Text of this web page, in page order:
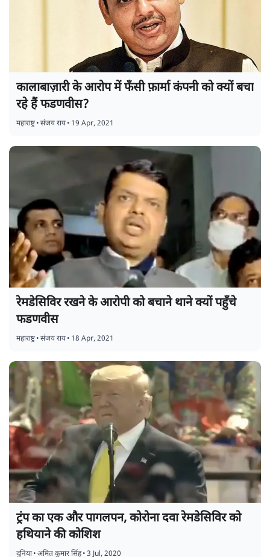
कालाबाज़ारी के आरोप में फँसी फ़ार्मा कंपनी को क्यों बचा
रहे हैं फडणवीस?
महाराष्ट्र•संजय राय• 19 Apr, 2021
रेमडेसिविर रखने के आरोपी को बचाने थाने क्यों पहुँचे
फडणवीस
महाराष्ट्र•संजय राय• 18 Apr, 2021
ट्रंप का एक और पागलपन, कोरोना दवा रेमडेसिविर को
हथियाने की कोशिश
दुनिया•अमित कुमार सिंह•3 Jul, 2020